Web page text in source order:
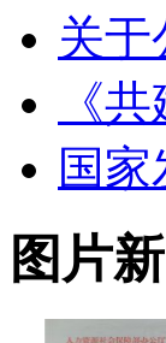
关于
《
国
图片